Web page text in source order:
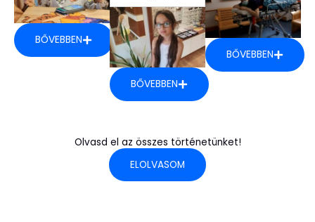
BŐVEBBEN
BŐVEBBEN
BŐVEBBEN
Olvasd el az összes történetünket!
ELOLVASOM